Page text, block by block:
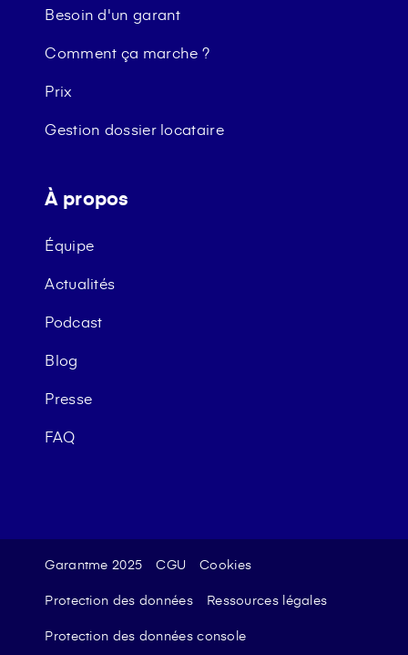
Besoin d'un garant
Comment ça marche ?
Prix
Gestion dossier locataire
À propos
Équipe
Actualités
Podcast
Blog
Presse
FAQ
Garantme 2025 CGU Cookies
Protection des données Ressources légales
Protection des données console